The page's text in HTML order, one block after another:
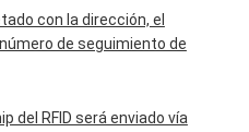
con la dirección, el
de seguimiento de
del RFID será enviado vía